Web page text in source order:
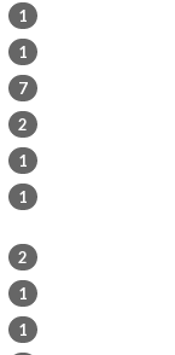
1
1
7
2
1
1
2
1
1